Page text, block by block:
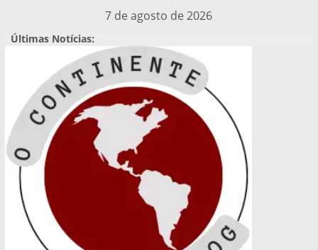
para
7 de agosto de 2026
Últimas Notícias: